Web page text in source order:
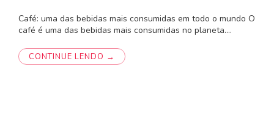
Café: uma das bebidas mais consumidas em todo o mundo O
café é uma das bebidas mais consumidas no planeta.…
CONTINUE LENDO →